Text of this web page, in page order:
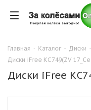
Главная - Каталог - Диски -
Диски iFree КС749(ZV
Диски iFree